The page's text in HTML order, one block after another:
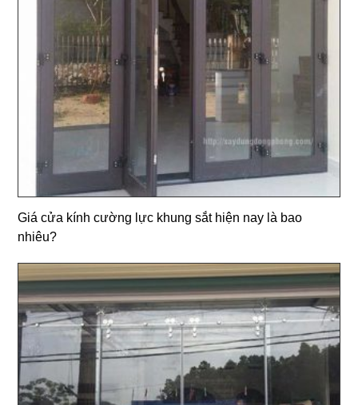
Giá cửa kính cường lực khung sắt hiện nay là bao
nhiêu?